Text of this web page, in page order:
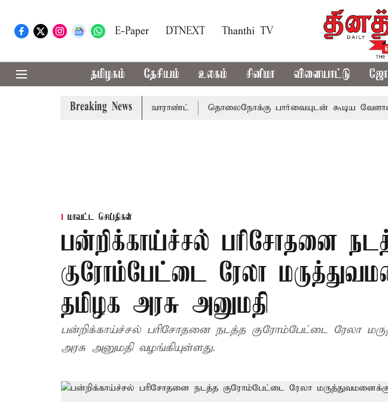
E-Paper DTNEXT Thanthi TV
தமிழகம் தேசியம் உலகம் சினிமா விளையாட்டு
Breaking News
நீதிமன்றம் பிடிவாராண்ட் தொலைநோக்கு பார்வையுடன் கூடிய வேளாண்
மாவட்ட செய்திகள்
பன்றிக்காய்ச்சல் பரிசோதனை
குரோம்பேட்டை ரேலா
தமிழக அரசு அனுமதி
பன்றிக்காய்ச்சல் பரிசோதனை நடத்த குரோம்பேட்டை ரேலா
அரசு அனுமதி வழங்கியுள்ளது.